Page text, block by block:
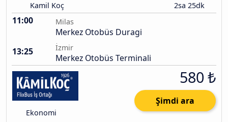
Kamil Koç 2sa 25dk
11:00 Milas
Merkez Otobüs Duragi
13:25
İzmir
Merkez Otobüs Terminali
Ekonomi
580 ₺
Şimdi ara